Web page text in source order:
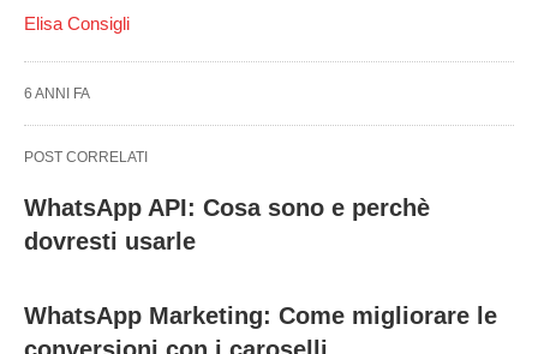
Elisa Consigli
6 ANNI FA
POST CORRELATI
WhatsApp API: Cosa sono e perchè
dovresti usarle
WhatsApp Marketing: Come migliorare le